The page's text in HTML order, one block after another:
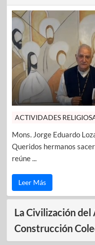
ACTIVIDADES
Mons. Jorge Eduardo
Queridos hermanos
reúne ...
Leer Más
La Civilización del
Construcción